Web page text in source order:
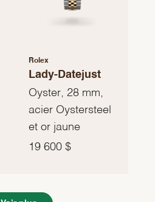
Rolex
Lady-Datejust
Oyster, 28 mm,
acier Oystersteel
et or jaune
19 600 $